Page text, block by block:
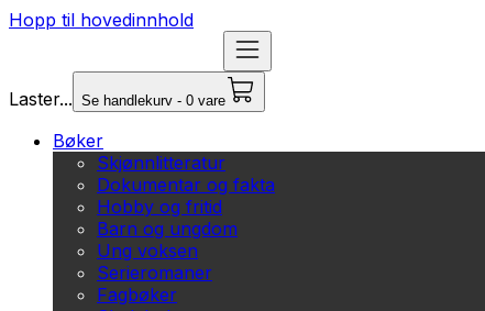
Hopp til hovedinnhold
Laster... Se handlekurv - 0 vare
Bøker
Skjønnlitteratur
Dokumentar og fakta
Hobby og fritid
Barn og ungdom
Ung voksen
Serieromaner
Fagbøker